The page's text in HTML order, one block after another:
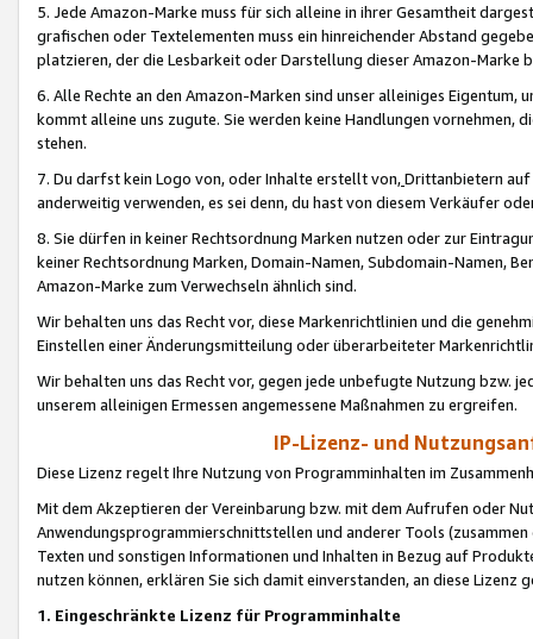
5. Jede Amazon-Marke muss für sich alleine in ihrer Gesamtheit
grafischen oder Textelementen muss ein hinreichender Abstand
platzieren, der die Lesbarkeit oder Darstellung dieser Amazon-Marke
6. Alle Rechte an den Amazon-Marken sind unser alleiniges
kommt alleine uns zugute. Sie werden keine Handlungen vornehmen,
stehen.
7. Du darfst kein Logo von, oder Inhalte erstellt von,Drittanbietern auf
anderweitig verwenden, es sei denn, du hast von diesem Verkäufer
8. Sie dürfen in keiner Rechtsordnung Marken nutzen oder zur
keiner Rechtsordnung Marken, Domain-Namen, Subdomain-Namen,
Amazon-Marke zum Verwechseln ähnlich sind.
Wir behalten uns das Recht vor, diese Markenrichtlinien und die
Einstellen einer Änderungsmitteilung oder überarbeiteter
Wir behalten uns das Recht vor, gegen jede unbefugte Nutzung bzw.
unserem alleinigen Ermessen angemessene Maßnahmen zu ergreifen.
IP-Lizenz- und
Diese Lizenz regelt Ihre Nutzung von Programminhalten im
Mit dem Akzeptieren der Vereinbarung bzw. mit dem Aufrufen oder
Anwendungsprogrammierschnittstellen und anderer Tools (zusammen
Texten und sonstigen Informationen und Inhalten in Bezug auf
nutzen können, erklären Sie sich damit einverstanden, an diese Lizenz
1. Eingeschränkte Lizenz für Programminhalte